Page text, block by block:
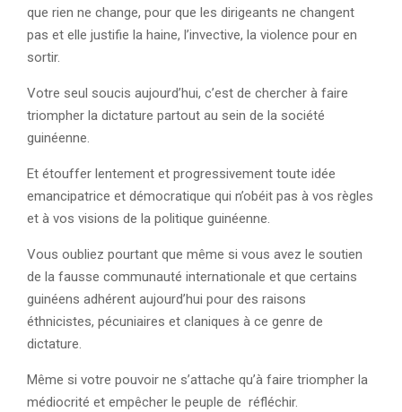
que rien ne change, pour que les dirigeants ne changent
pas et elle justifie la haine, l’invective, la violence pour en
sortir.
Votre seul soucis aujourd’hui, c’est de chercher à faire
triompher la dictature partout au sein de la société
guinéenne.
Et étouffer lentement et progressivement toute idée
emancipatrice et démocratique qui n’obéit pas à vos règles
et à vos visions de la politique guinéenne.
Vous oubliez pourtant que même si vous avez le soutien
de la fausse communauté internationale et que certains
guinéens adhérent aujourd’hui pour des raisons
éthnicistes, pécuniaires et claniques à ce genre de
dictature.
Même si votre pouvoir ne s’attache qu’à faire triompher la
médiocrité et empêcher le peuple de réfléchir.